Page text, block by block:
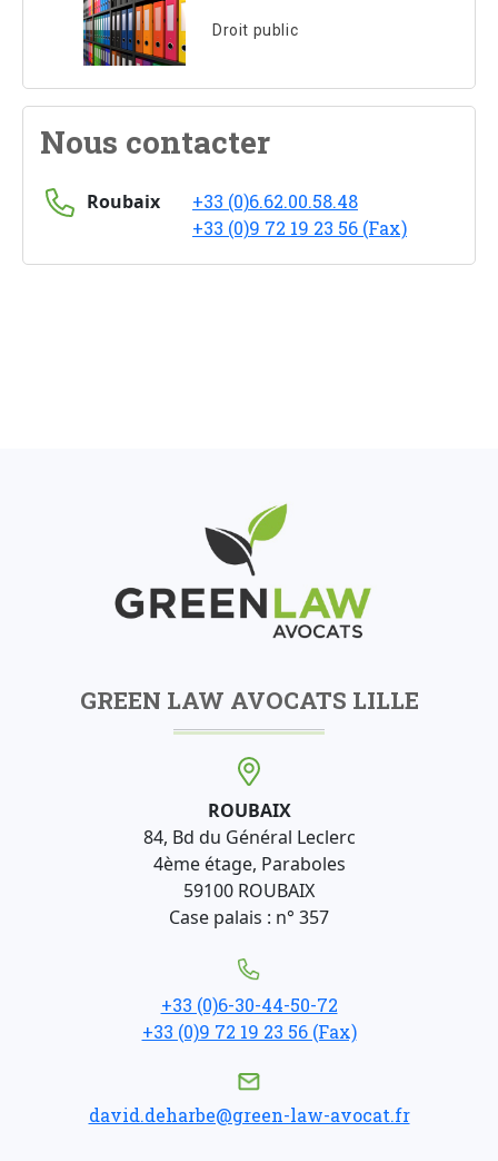
Droit public
Nous contacter
Roubaix
+33 (0)6.62.00.58.48
+33 (0)9 72 19 23 56 (Fax)
GREEN LAW AVOCATS LILLE
ROUBAIX
84, Bd du Général Leclerc
4ème étage, Paraboles
59100 ROUBAIX
Case palais : n° 357
+33 (0)6-30-44-50-72
+33 (0)9 72 19 23 56 (Fax)
david.deharbe@green-law-avocat.fr